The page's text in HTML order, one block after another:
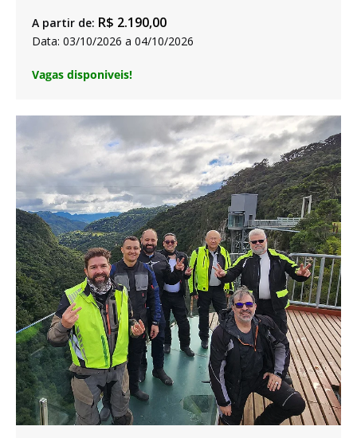
A partir de: R$ 2.190,00
Data: 03/10/2026 a 04/10/2026
Vagas disponiveis!